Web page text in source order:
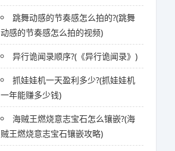
跳舞动感的节奏感怎么拍的?(跳舞
动感的节奏感怎么拍的视频)
异行诡闻录顺序?(《异行诡闻录》)
抓娃娃机一天盈利多少?(抓娃娃机
一年能赚多少钱)
海贼王燃烧意志宝石怎么镶嵌?(海
贼王燃烧意志宝石镶嵌攻略)